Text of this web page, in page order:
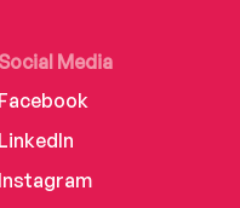
Social Media
Facebook
LinkedIn
Instagram